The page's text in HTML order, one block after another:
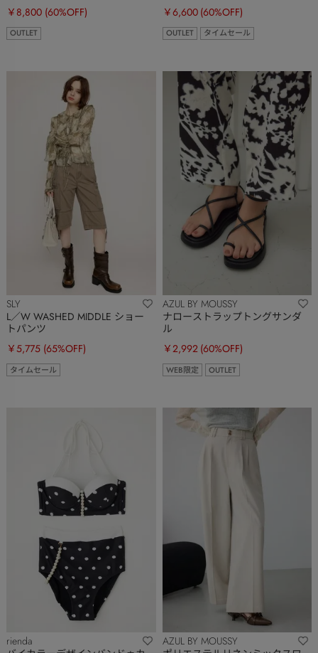
￥8,800 (60%OFF)
OUTLET
￥6,600 (60%OFF)
OUTLET タイムセール
SLY
L／W WASHED MIDDLE ショー
トパンツ
￥5,775 (65%OFF)
タイムセール
AZUL BY MOUSSY
ナローストラップトングサンダ
ル
￥2,992 (60%OFF)
WEB限定 OUTLET
rienda
AZUL BY MOUSSY